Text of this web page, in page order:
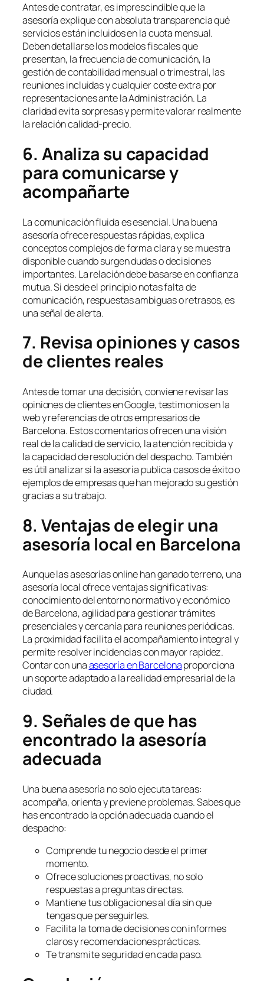
Antes de contratar, es imprescindible que la
asesoría explique con absoluta transparencia qué
servicios están incluidos en la cuota mensual.
Deben detallarse los modelos fiscales que
presentan, la frecuencia de comunicación, la
gestión de contabilidad mensual o trimestral, las
reuniones incluidas y cualquier coste extra por
representaciones ante la Administración. La
claridad evita sorpresas y permite valorar realmente
la relación calidad-precio.
6. Analiza su capacidad
para comunicarse y
acompañarte
La comunicación fluida es esencial. Una buena
asesoría ofrece respuestas rápidas, explica
conceptos complejos de forma clara y se muestra
disponible cuando surgen dudas o decisiones
importantes. La relación debe basarse en confianza
mutua. Si desde el principio notas falta de
comunicación, respuestas ambiguas o retrasos, es
una señal de alerta.
7. Revisa opiniones y casos
de clientes reales
Antes de tomar una decisión, conviene revisar las
opiniones de clientes en Google, testimonios en la
web y referencias de otros empresarios de
Barcelona. Estos comentarios ofrecen una visión
real de la calidad de servicio, la atención recibida y
la capacidad de resolución del despacho. También
es útil analizar si la asesoría publica casos de éxito o
ejemplos de empresas que han mejorado su gestión
gracias a su trabajo.
8. Ventajas de elegir una
asesoría local en Barcelona
Aunque las asesorías online han ganado terreno, una
asesoría local ofrece ventajas significativas:
conocimiento del entorno normativo y económico
de Barcelona, agilidad para gestionar trámites
presenciales y cercanía para reuniones periódicas.
La proximidad facilita el acompañamiento integral y
permite resolver incidencias con mayor rapidez.
Contar con unaasesoría en Barcelonaproporciona
un soporte adaptado a la realidad empresarial de la
ciudad.
9. Señales de que has
encontrado la asesoría
adecuada
Una buena asesoría no solo ejecuta tareas:
acompaña, orienta y previene problemas. Sabes que
has encontrado la opción adecuada cuando el
despacho:
Comprende tu negocio desde el primer
momento.
Ofrece soluciones proactivas, no solo
respuestas a preguntas directas.
Mantiene tus obligaciones al día sin que
tengas que perseguirles.
Facilita la toma de decisiones con informes
claros y recomendaciones prácticas.
Te transmite seguridad en cada paso.